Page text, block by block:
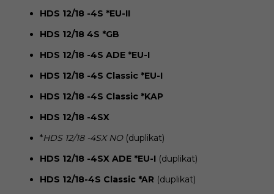
HDS 12/18 -4S *EU-II
HDS 12/18 4S *GB
HDS 12/18 -4S ADE *EU-I
HDS 12/18 -4S Classic *EU-I
HDS 12/18 -4S Classic *KAP
HDS 12/18 -4SX
*HDS 12/18 -4SX NO(duplikat)
HDS 12/18 -4SX ADE *EU-I (duplikat)
HDS 12/18-4S Classic *AR (duplikat)